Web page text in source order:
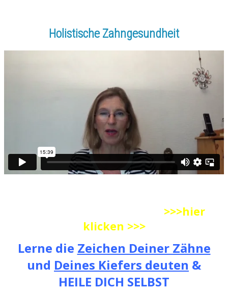
Holistische Zahngesundheit
>>>hier
klicken >>>
Lerne die Zeichen Deiner Zähne
und Deines Kiefers deuten &
HEILE DICH SELBST